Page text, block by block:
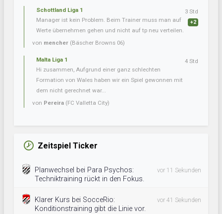
Schottland Liga 1
Manager ist kein Problem. Beim Trainer muss man auf
Werte übernehmen gehen und nicht auf tp neu verteilen.
von mencher (Bäscher Browns 06)
3 Std
+2
Malta Liga 1
Hi zusammen, Aufgrund einer ganz schlechten
Formation von Wales haben wir ein Spiel gewonnen mit
dem nicht gerechnet war...
von Pereira (FC Valletta City)
4 Std
Zeitspiel Ticker
Planwechsel bei Para Psychos:
Techniktraining rückt in den Fokus.
vor 11 Sekunden
Klarer Kurs bei SocceRio:
Konditionstraining gibt die Linie vor.
vor 41 Sekunden